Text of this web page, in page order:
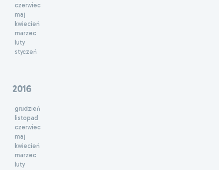
czerwiec
maj
kwiecień
marzec
luty
styczeń
2016
grudzień
listopad
czerwiec
maj
kwiecień
marzec
luty